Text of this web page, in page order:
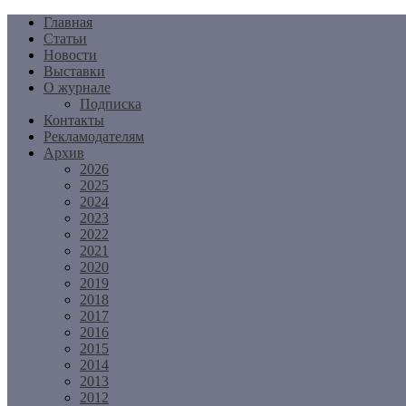
Перейти
содержимому
Главная
Статьи
Новости
Выставки
О журнале
Подписка
Контакты
Рекламодателям
Архив
2026
2025
2024
2023
2022
2021
2020
2019
2018
2017
2016
2015
2014
2013
2012